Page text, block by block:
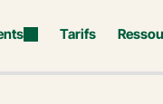
Tarifs